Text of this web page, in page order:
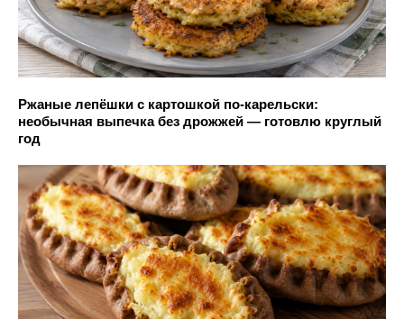
Ржаные лепёшки с картошкой по-карельски:
необычная выпечка без дрожжей — готовлю круглый
год